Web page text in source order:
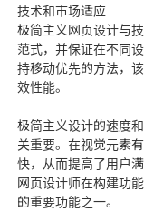
技术和市场适应
极简主义网页设计与
范式，并保证在不同
持移动优先的方法，
效性能。
极简主义设计的速度
关重要。在视觉元素
快，从而提高了用户
网页设计师在构建功
的重要功能之一。